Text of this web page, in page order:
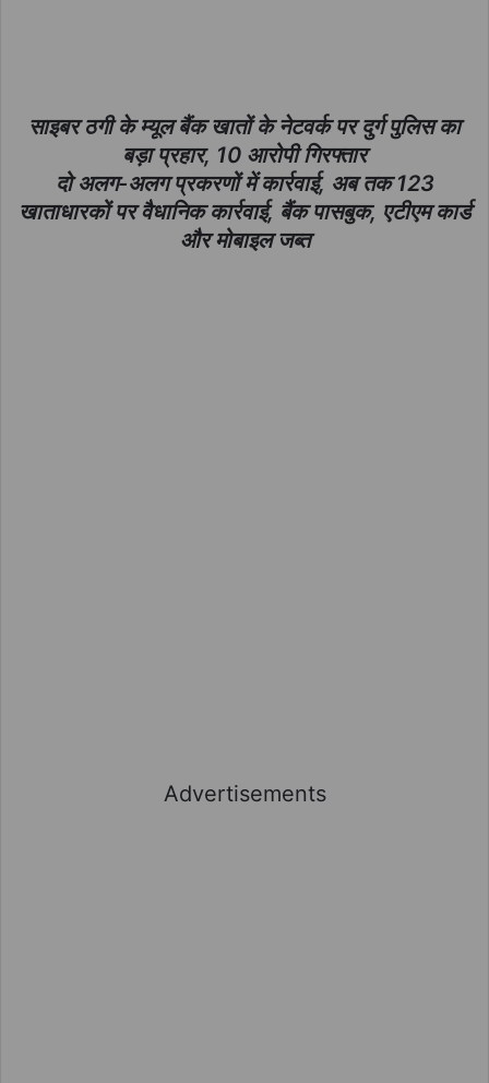
साइबर ठगी के म्यूल बैंक खातों के नेटवर्क पर दुर्ग पुलिस का
बड़ा प्रहार, 10 आरोपी गिरफ्तार
दो अलग-अलग प्रकरणों में कार्रवाई, अब तक 123
खाताधारकों पर वैधानिक कार्रवाई, बैंक पासबुक, एटीएम कार्ड
और मोबाइल जब्त
Advertisements